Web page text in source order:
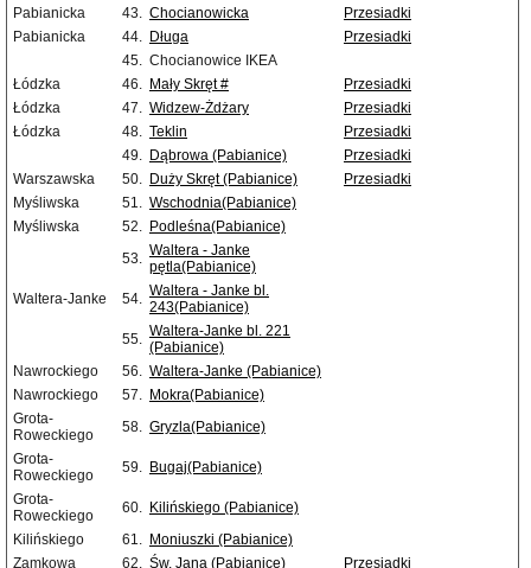
Pabianicka
43. Chocianowicka
Przesiadki
Pabianicka
44. Długa
Przesiadki
45. Chocianowice IKEA
Łódzka
46. Mały Skręt #
Przesiadki
Łódzka
47. Widzew-Żdżary
Przesiadki
Łódzka
48. Teklin
Przesiadki
49. Dąbrowa (Pabianice)
Przesiadki
Warszawska
50. Duży Skręt (Pabianice)
Przesiadki
Myśliwska
51. Wschodnia(Pabianice)
Myśliwska
52. Podleśna(Pabianice)
53. Waltera - Janke
pętla(Pabianice)
Waltera-Janke
54. Waltera - Janke bl.
243(Pabianice)
55. Waltera-Janke bl. 221
(Pabianice)
Nawrockiego
56. Waltera-Janke (Pabianice)
Nawrockiego
57. Mokra(Pabianice)
Grota-
Roweckiego
58. Gryzla(Pabianice)
Grota-
Roweckiego
59. Bugaj(Pabianice)
Grota-
Roweckiego
60. Kilińskiego (Pabianice)
Kilińskiego
61. Moniuszki (Pabianice)
Zamkowa
62. Św. Jana (Pabianice) Przesiadki